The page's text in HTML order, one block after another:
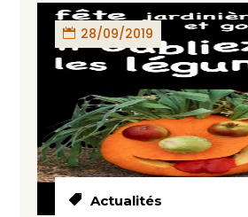
28/09/2019
Actualités